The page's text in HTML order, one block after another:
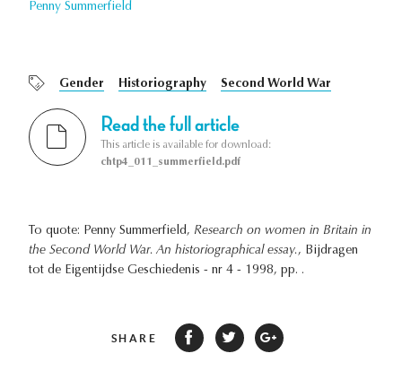
Penny Summerfield
Gender Historiography Second World War
Read the full article
This article is available for download:
chtp4_011_summerfield.pdf
To quote: Penny Summerfield, Research on women in Britain in
the Second World War. An historiographical essay., Bijdragen
tot de Eigentijdse Geschiedenis - nr 4 - 1998, pp. .
SHARE